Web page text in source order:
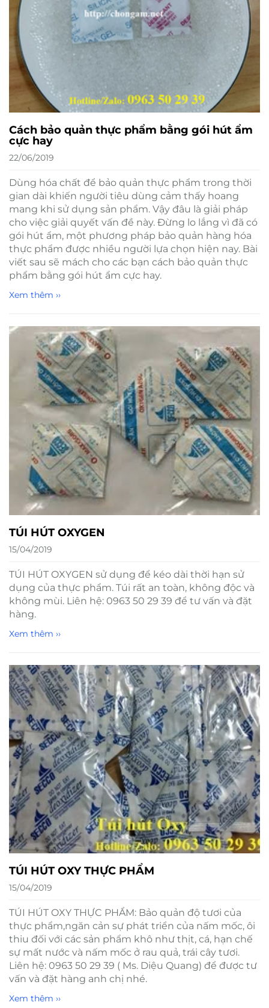
Cách bảo quản thực phẩm bằng gói hút ẩm
cực hay
22/06/2019
Dùng hóa chất để bảo quản thực phẩm trong thời
gian dài khiến người tiêu dùng cảm thấy hoang
mang khi sử dụng sản phẩm. Vậy đâu là giải pháp
cho việc giải quyết vấn đề này. Đừng lo lắng vì đã có
gói hút ẩm, một phương pháp bảo quản hàng hóa
thực phẩm được nhiều người lựa chọn hiện nay. Bài
viết sau sẽ mách cho các bạn cách bảo quản thực
phẩm bằng gói hút ẩm cực hay.
Xem thêm ››
TÚI HÚT OXYGEN
15/04/2019
TÚI HÚT OXYGEN sử dụng để kéo dài thời hạn sử
dụng của thực phẩm. Túi rất an toàn, không độc và
không mùi. Liên hệ: 0963 50 29 39 để tư vấn và đặt
hàng.
Xem thêm ››
TÚI HÚT OXY THỰC PHẨM
15/04/2019
TÚI HÚT OXY THỰC PHẨM: Bảo quản độ tươi của
thực phẩm,ngăn cản sự phát triển của nấm mốc, ôi
thiu đối với các sản phẩm khô như thịt, cá, hạn chế
sự mất nước và nấm mốc ở rau quả, trái cây tươi.
Liên hệ: 0963 50 29 39 ( Ms. Diệu Quang) để được tư
vấn và đặt hàng anh chị nhé.
Xem thêm ››